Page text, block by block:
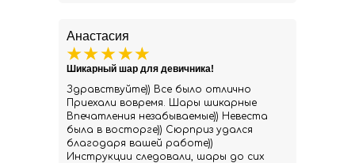
Анастасия
Здравствуйте)) Все было отлично
Приехали вовремя. Шары шикарные
Впечатления незабываемые)) Невеста
была в восторге)) Сюрприз удался
благодаря вашей работе))
Инструкции следовали, шары до сих
Шикарный шар для девичника!